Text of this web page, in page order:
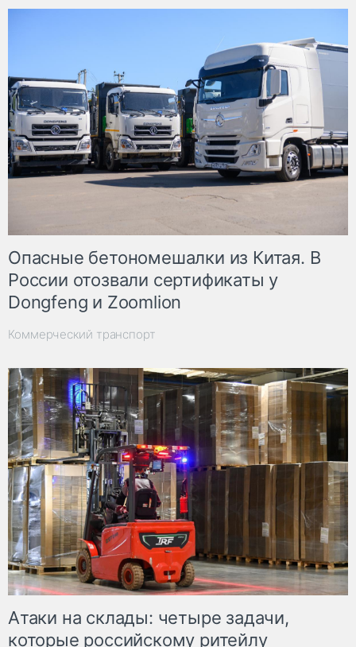
Опасные бетономешалки из Китая. В
России отозвали сертификаты у
Dongfeng и Zoomlion
Коммерческий транспорт
Атаки на склады: четыре задачи,
которые российскому ритейлу